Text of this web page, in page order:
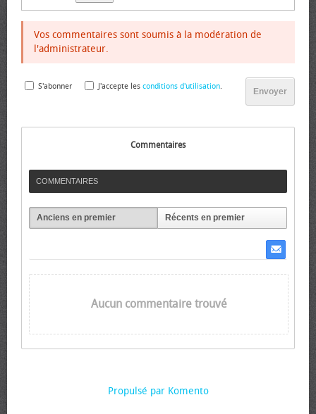
Vos commentaires sont soumis à la modération de
l'administrateur.
Envoyer
S'abonner J'accepte les conditions d'utilisation.
Commentaires
COMMENTAIRES
Anciens en premier Récents en premier
Aucun commentaire trouvé
Propulsé par Komento